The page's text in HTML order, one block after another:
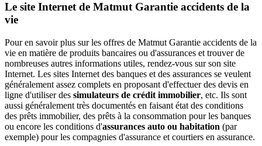
Le site Internet de Matmut Garantie accidents de la
vie
Pour en savoir plus sur les offres de Matmut Garantie accidents de la
vie en matière de produits bancaires ou d'assurances et trouver de
nombreuses autres informations utiles, rendez-vous sur son site
Internet. Les sites Internet des banques et des assurances se veulent
généralement assez complets en proposant d'effectuer des devis en
ligne d'utiliser des simulateurs de crédit immobilier, etc. Ils sont
aussi généralement très documentés en faisant état des conditions
des prêts immobilier, des prêts à la consommation pour les banques
ou encore les conditions d'assurances auto ou habitation (par
exemple) pour les compagnies d'assurance et courtiers en assurance.